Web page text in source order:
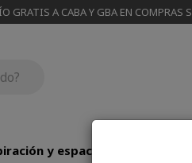
GRATIS A CABA Y GBA EN COMPRAS
y espacios